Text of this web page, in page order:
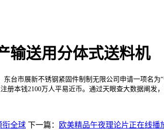
输送用分体式送料机
市展新不锈钢紧固件制制无限公司申请一项名为“
册本钱2100万人平易近币。通过天眼查大数据阐
衔全球 下一篇： 欧美精品午夜理论片正在线播